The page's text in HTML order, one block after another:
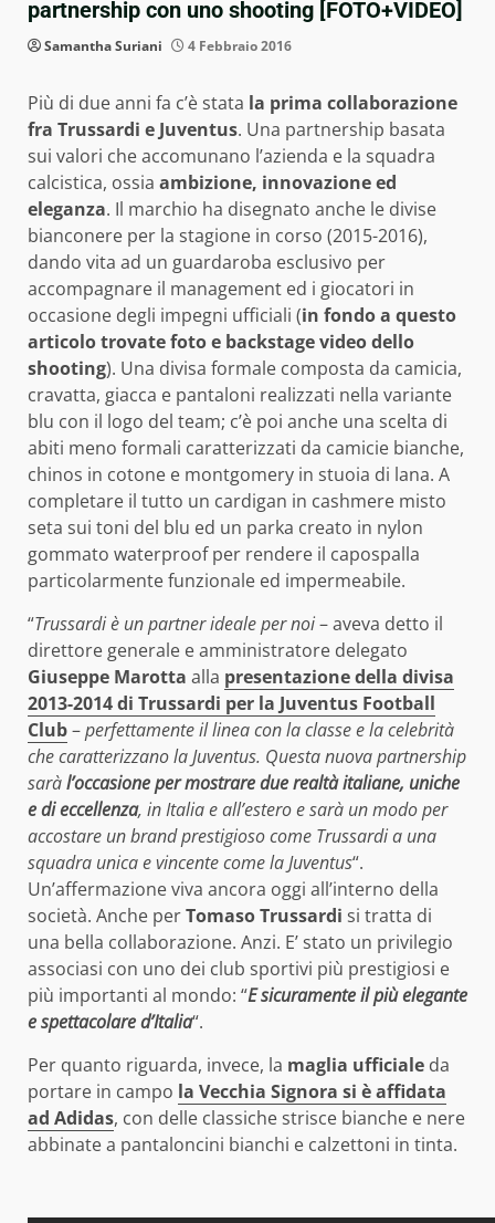
partnership con uno shooting [FOTO+VIDEO]
Samantha Suriani 4 Febbraio 2016
Più di due anni fa c’è stata la prima collaborazione
fra Trussardi e Juventus. Una partnership basata
sui valori che accomunano l’azienda e la squadra
calcistica, ossia ambizione, innovazione ed
eleganza. Il marchio ha disegnato anche le divise
bianconere per la stagione in corso (2015-2016),
dando vita ad un guardaroba esclusivo per
accompagnare il management ed i giocatori in
occasione degli impegni ufficiali (in fondo a questo
articolo trovate foto e backstage video dello
shooting). Una divisa formale composta da camicia,
cravatta, giacca e pantaloni realizzati nella variante
blu con il logo del team; c’è poi anche una scelta di
abiti meno formali caratterizzati da camicie bianche,
chinos in cotone e montgomery in stuoia di lana. A
completare il tutto un cardigan in cashmere misto
seta sui toni del blu ed un parka creato in nylon
gommato waterproof per rendere il capospalla
particolarmente funzionale ed impermeabile.
“Trussardi è un partner ideale per noi– aveva detto il
direttore generale e amministratore delegato
Giuseppe Marotta alla presentazione della divisa
2013-2014 di Trussardi per la Juventus Football
Club–perfettamente il linea con la classe e la celebrità
che caratterizzano la Juventus. Questa nuova partnership
saràl’occasione per mostrare due realtà italiane, uniche
e di eccellenza, in Italia e all’estero e sarà un modo per
accostare un brand prestigioso come Trussardi a una
squadra unica e vincente come la Juventus“.
Un’affermazione viva ancora oggi all’interno della
società. Anche perTomaso Trussardi si tratta di
una bella collaborazione. Anzi. E’ stato un privilegio
associasi con uno dei club sportivi più prestigiosi e
più importanti al mondo: “E sicuramente il più elegante
e spettacolare d’Italia“.
Per quanto riguarda, invece, la maglia ufficiale da
portare in campo la Vecchia Signora si è affidata
ad Adidas, con delle classiche strisce bianche e nere
abbinate a pantaloncini bianchi e calzettoni in tinta.